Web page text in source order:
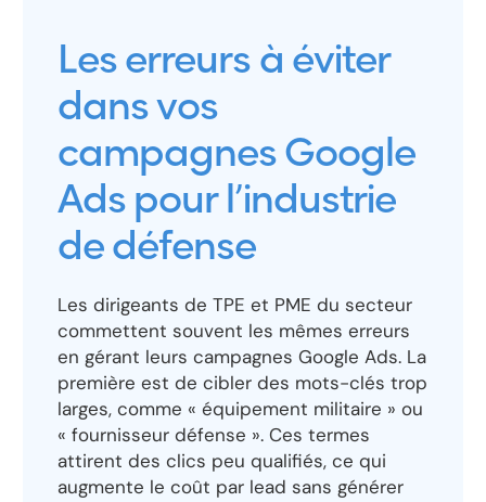
Les erreurs à éviter
dans vos
campagnes Google
Ads pour l’industrie
de défense
Les dirigeants de TPE et PME du secteur
commettent souvent les mêmes erreurs
en gérant leurs campagnes Google Ads. La
première est de cibler des mots-clés trop
larges, comme « équipement militaire » ou
« fournisseur défense ». Ces termes
attirent des clics peu qualifiés, ce qui
augmente le coût par lead sans générer